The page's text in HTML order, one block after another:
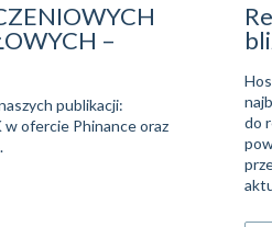
–
publikacji:
ofercie Phinance oraz
do